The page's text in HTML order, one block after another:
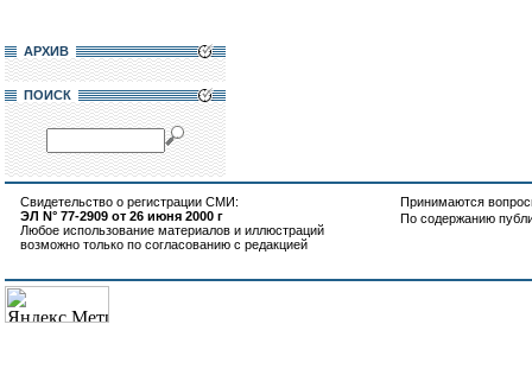
АРХИВ
ПОИСК
Свидетельство о регистрации СМИ:
ЭЛ N° 77-2909 от 26 июня 2000 г
Любое использование материалов и иллюстраций
возможно только по согласованию с редакцией
Принимаются
По содержанию